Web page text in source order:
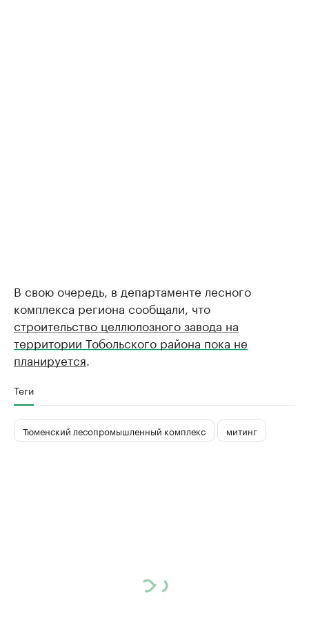
В свою очередь, в департаменте лесного
комплекса региона сообщали, что
строительство целлюлозного завода на
территории Тобольского района пока не
планируется
Теги
Тюменский лесопромышленный комплекс митинг